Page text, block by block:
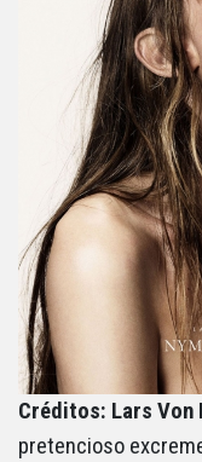
Créditos: Lars Von
pretencioso